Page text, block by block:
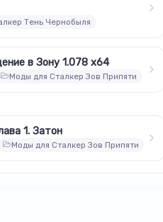
Тень Чернобыля
в Зону 1.078 x64
Моды для Сталкер Зов Припяти
1. Затон
Моды для Сталкер Зов Припяти